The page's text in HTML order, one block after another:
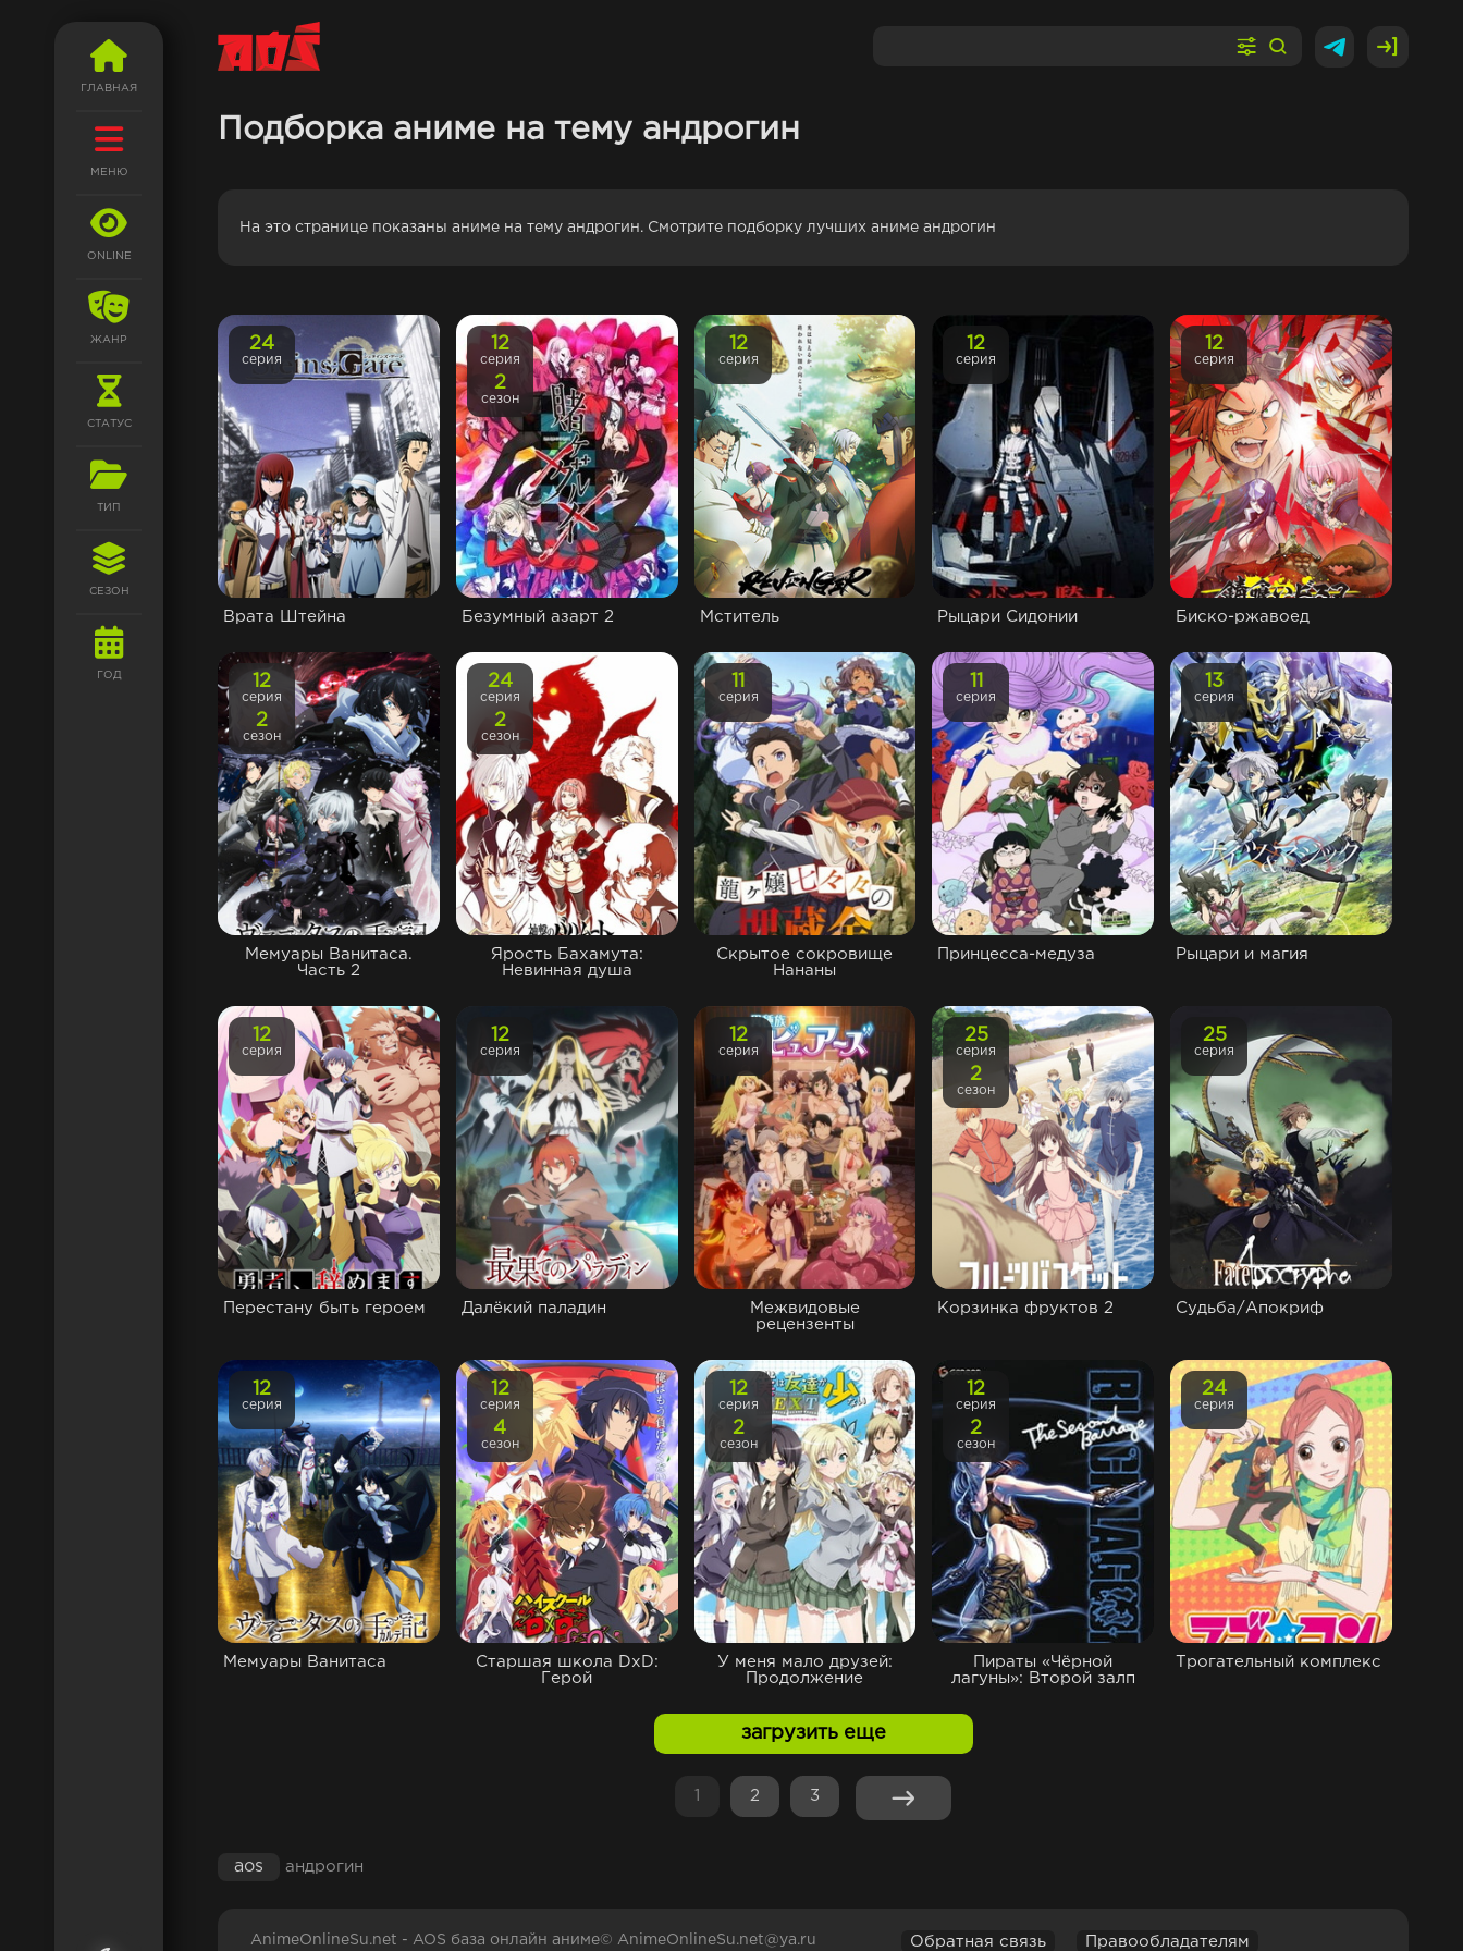
ГЛАВНАЯ
МЕНЮ
ONLINE
ЖАНР
СТАТУС
ТИП
СЕЗОН
ГОД
Подборка аниме на тему андрогин
На это странице показаны аниме на тему андрогин. Смотрите подборку лучших аниме андрогин
Врата Штейна
24
серия
Безумный азарт 2
12
серия
2
сезон
Мститель
12
серия
Рыцари Сидонии
12
серия
Биско-ржавоед
12
серия
Мемуары Ванитаса.
Часть 2
12
серия
2
сезон
Ярость Бахамута:
Невинная душа
24
серия
2
сезон
Скрытое сокровище
Нананы
11
серия
Принцесса-медуза
11
серия
Рыцари и магия
13
серия
Перестану быть героем
12
серия
Далёкий паладин
12
серия
Межвидовые
рецензенты
12
серия
Корзинка фруктов 2
25
серия
2
сезон
Судьба/Апокриф
25
серия
Мемуары Ванитаса
12
серия
Старшая школа DxD:
Герой
12
серия
4
сезон
У меня мало друзей:
Продолжение
12
серия
2
сезон
Пираты «Чёрной
лагуны»: Второй залп
12
серия
2
сезон
Трогательный комплекс
24
серия
загрузить еще
1 2 3
aos андрогин
AnimeOnlineSu.net - AOS база онлайн аниме© AnimeOnlineSu.net@ya.ru Обратная связь Правообладателям